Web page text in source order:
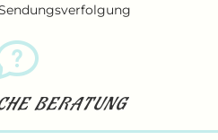
BERATUNG